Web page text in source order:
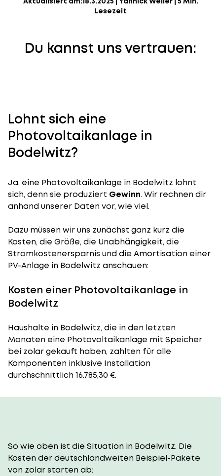
Lesezeit
Du kannst uns vertrauen:
Lohnt sich eine
Photovoltaikanlage in
Bodelwitz?
Ja, eine Photovoltaikanlage in Bodelwitz lohnt
sich, denn sie produziert Gewinn. Wir rechnen dir
anhand unserer Daten vor, wie viel.
Dazu müssen wir uns zunächst ganz kurz die
Kosten, die Größe, die Unabhängigkeit, die
Stromkostenersparnis und die Amortisation einer
PV-Anlage in Bodelwitz anschauen:
Kosten einer Photovoltaikanlage in
Bodelwitz
Haushalte in Bodelwitz, die in den letzten
Monaten eine Photovoltaikanlage mit Speicher
bei zolar gekauft haben, zahlten für alle
Komponenten inklusive Installation
durchschnittlich 16.785,30 €.
So wie oben ist die Situation in Bodelwitz. Die
Kosten der deutschlandweiten Beispiel-Pakete
von zolar starten ab: